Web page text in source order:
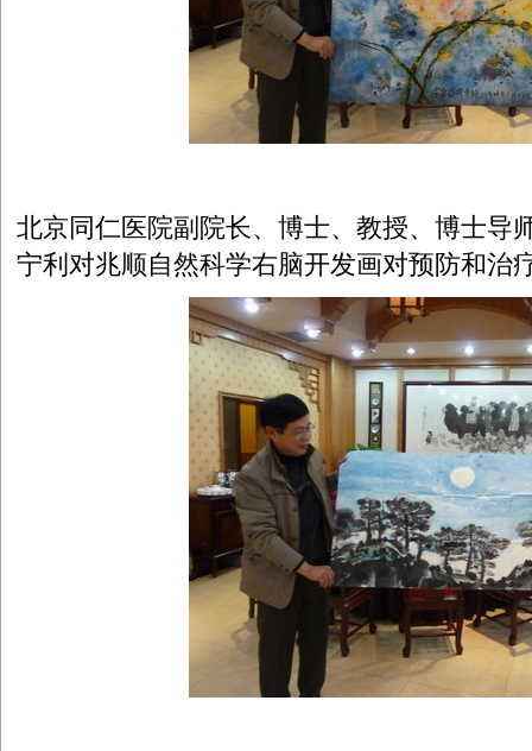
北京同仁医院副院长、博士、教授、博士导
宁利对兆顺自然科学右脑开发画对预防和治